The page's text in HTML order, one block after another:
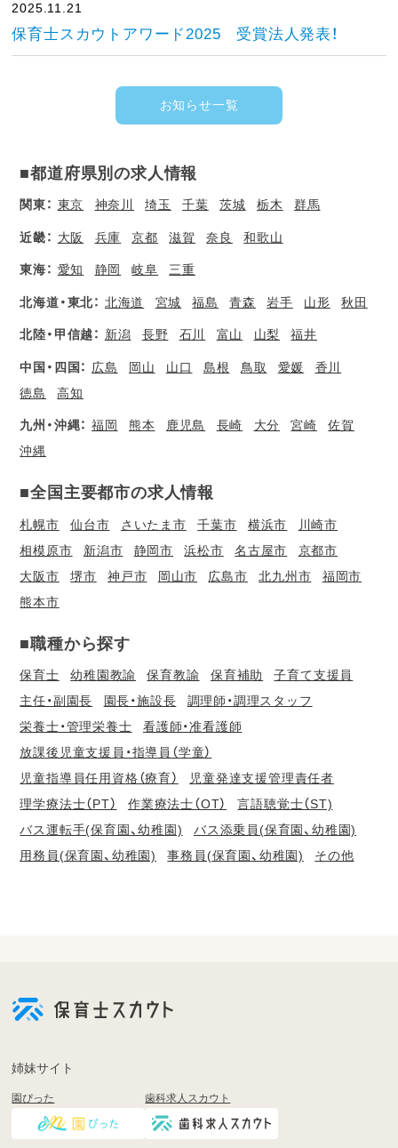
2025.11.21
保育士スカウトアワード2025 受賞法人発表！
お知らせ一覧
■都道府県別の求人情報
関東： 東京 神奈川 埼玉 千葉 茨城 栃木 群馬
近畿： 大阪 兵庫 京都 滋賀 奈良 和歌山
東海： 愛知 静岡 岐阜 三重
北海道・東北： 北海道 宮城 福島 青森 岩手 山形 秋田
北陸・甲信越： 新潟 長野 石川 富山 山梨 福井
中国・四国： 広島 岡山 山口 島根 鳥取 愛媛
香川
徳島
高知
九州・沖縄： 福岡 熊本 鹿児島 長崎 大分 宮崎
佐賀
沖縄
■全国主要都市の求人情報
札幌市 仙台市 さいたま市 千葉市 横浜市
川崎市
相模原市
新潟市 静岡市 浜松市 名古屋市
京都市
大阪市
堺市 神戸市 岡山市 広島市 北九州市
福岡市
熊本市
■職種から探す
保育士 幼稚園教諭 保育教諭 保育補助
子育て支援員
主任・副園長
園長・施設長
調理師・調理スタッフ
栄養士・管理栄養士
看護師・准看護師
放課後児童支援員・指導員（学童）
児童指導員任用資格（療育）
児童発達支援管理責任者
理学療法士（PT）
作業療法士（OT）
言語聴覚士（ST)
バス運転手(保育園、幼稚園)
バス添乗員(保育園、幼稚園)
用務員(保育園、幼稚園)
事務員(保育園、幼稚園) その他
登
く
姉妹サイト
園ぴった 歯科求人スカウト